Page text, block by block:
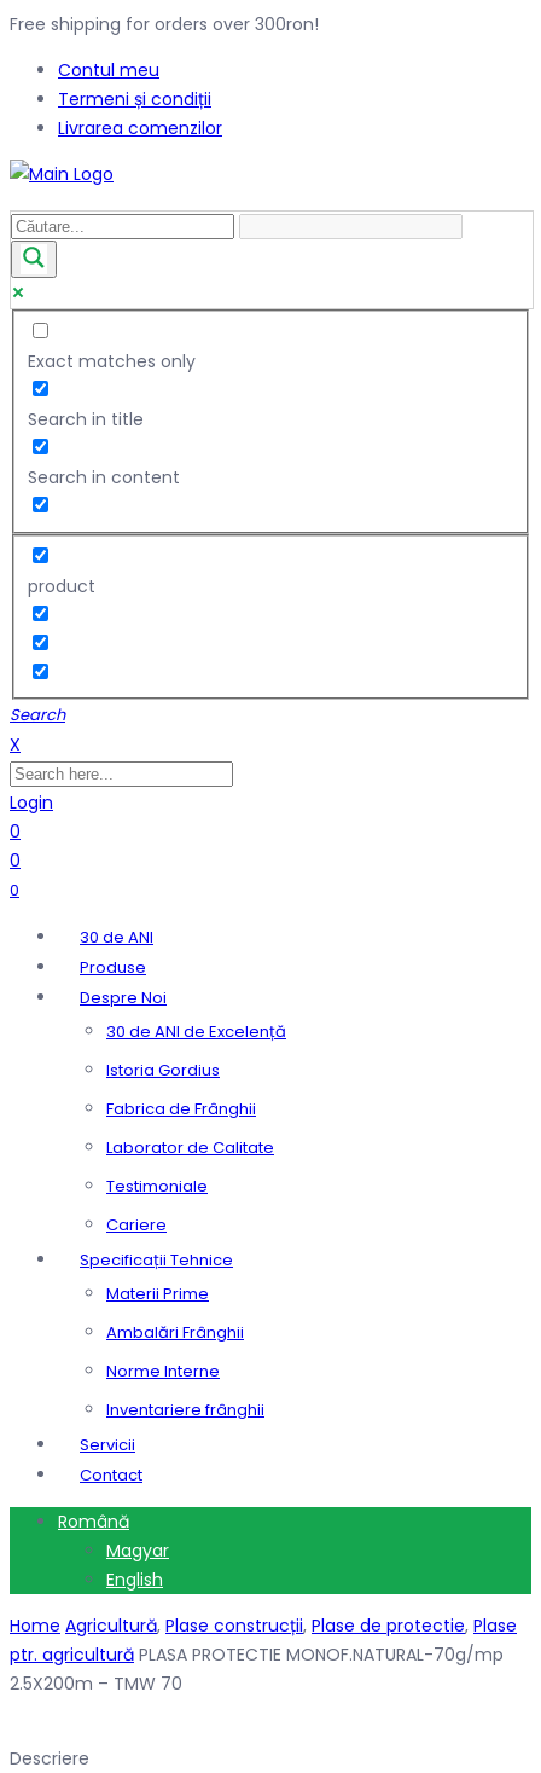
Free shipping for orders over 300ron!
Contul meu
Termeni și condiții
Livrarea comenzilor
Exact matches only
Search in title
Search in content
product
Search
X
Login
0
0
0
30 de ANI
Produse
Despre Noi
30 de ANI de Excelență
Istoria Gordius
Fabrica de Frânghii
Laborator de Calitate
Testimoniale
Cariere
Specificații Tehnice
Materii Prime
Ambalări Frânghii
Norme Interne
Inventariere frânghii
Servicii
Contact
Română
Magyar
English
Home Agricultură, Plase construcții, Plase de protectie, Plase
ptr. agricultură PLASA PROTECTIE MONOF.NATURAL-70g/mp
2.5X200m – TMW 70
Descriere